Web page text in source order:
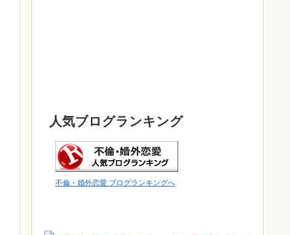
人気ブログランキング
不倫・婚外恋愛 ブログランキングへ